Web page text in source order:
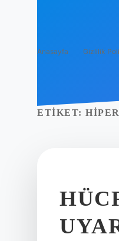
Anasayfa Gizlilik
ETIKET: